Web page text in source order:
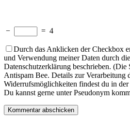
− = 4
Durch das Anklicken der Checkbox
und Verwendung meiner Daten durch
Datenschutzerklärung beschrieben.
Antispam Bee. Details zur Verarbeitung
Widerrufsmöglichkeiten findest du in der
Du kannst gerne unter Pseudonym